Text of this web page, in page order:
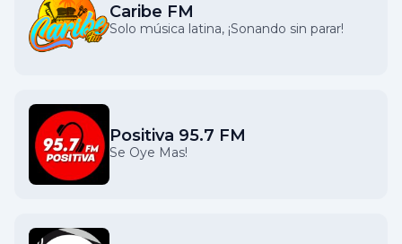
Caribe FM
Solo música latina, ¡Sonando sin parar!
Positiva 95.7 FM
Se Oye Mas!